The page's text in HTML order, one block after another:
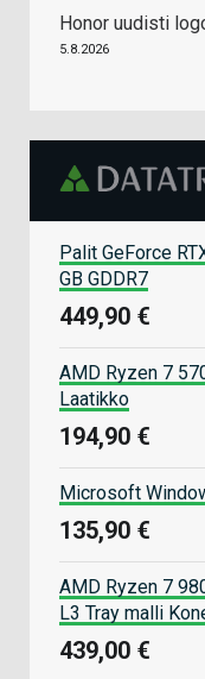
Honor uudisti
5.8.2026
Palit GeForce
GB GDDR7
449,90 €
AMD Ryzen 7
Laatikko
194,90 €
Microsoft
135,90 €
AMD Ryzen 7
L3 Tray malli
439,00 €